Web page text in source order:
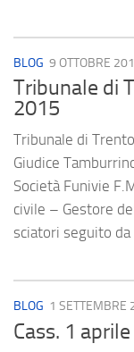
BLOG 9 OTTOBRE
Tribunale di
2015
Tribunale di
Giudice
Società Funivie
civile – Gestore
sciatori seguito da
BLOG 1 SETTEMBRE
Cass. 1